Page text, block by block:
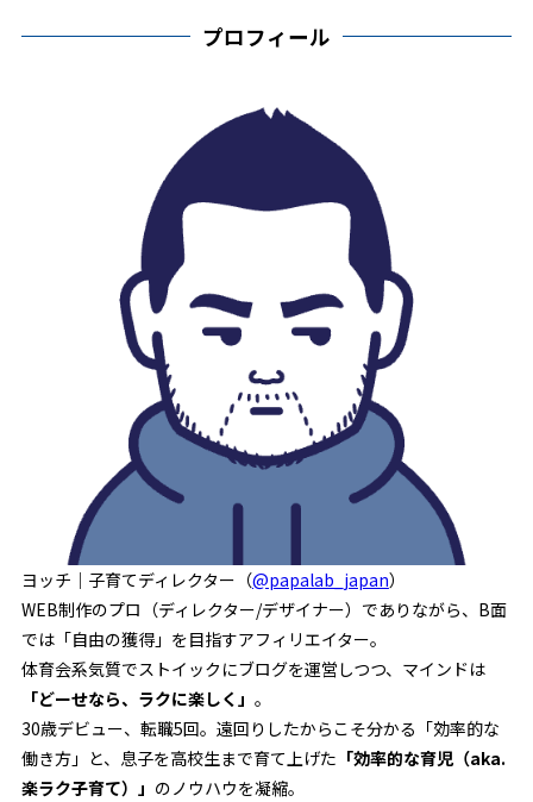
プロフィール
ヨッチ｜子育てディレクター（@papalab_japan）
WEB制作のプロ（ディレクター/デザイナー）でありながら、B面
では「自由の獲得」を目指すアフィリエイター。
体育会系気質でストイックにブログを運営しつつ、マインドは
「どーせなら、ラクに楽しく」 。
30歳デビュー、転職5回。遠回りしたからこそ分かる「効率的な
働き方」と、息子を高校生まで育て上げた 「効率的な育児（aka.
楽ラク子育て）」 のノウハウを凝縮。